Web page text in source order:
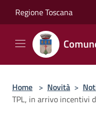
Regione Toscana
Home > Novità >
TPL, in arrivo incentivi